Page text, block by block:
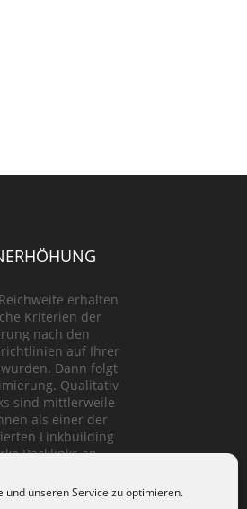
und unseren Service zu optimieren.
erhalten
Kriterien der
nach den
auf Ihrer
Dann folgt
Qualitativ
sind mittlerweile
als einer der
Linkbuilding
Backlinks an.